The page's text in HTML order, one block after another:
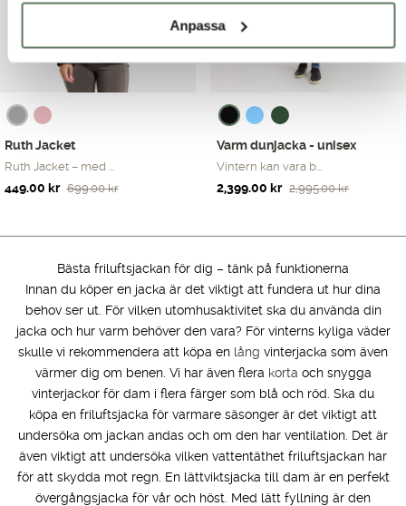
Anpassa
Ruth Jacket
Ruth Jacket – med ...
699.00kr
Det
699.00 kr.
449.00 kr
Det
449.00 kr.
Varm dunjacka - unisex
Vintern kan vara b...
2,995.00kr
Det
2,995.00 kr.
2,399.00 kr
Det
2,399.00 kr.
Bästa friluftsjackan för dig – tänk på funktionerna
Innan du köper en jacka är det viktigt att fundera ut hur dina
behov ser ut. För vilken utomhusaktivitet ska du använda din
jacka och hur varm behöver den vara? För vinterns kyliga väder
skulle vi rekommendera att köpa en lång vinterjacka som även
värmer dig om benen. Vi har även flera korta och snygga
vinterjackor för dam i flera färger som blå och röd. Ska du
köpa en friluftsjacka för varmare säsonger är det viktigt att
undersöka om jackan andas och om den har ventilation. Det är
även viktigt att undersöka vilken vattentäthet friluftsjackan har
för att skydda mot regn. En lättviktsjacka till dam är en perfekt
övergångsjacka för vår och höst. Med lätt fyllning är den